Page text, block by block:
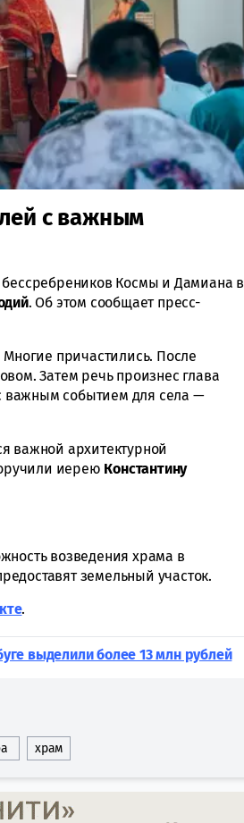
с важным
Космы и Дамиана в
. Об этом сообщает пресс-
причастились. После
Затем речь произнес глава
важным событием для села —
важной архитектурной
иерею Константину
возведения храма в
земельный участок.
.
выделили более 13 млн рублей
храм